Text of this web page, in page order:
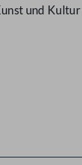
und